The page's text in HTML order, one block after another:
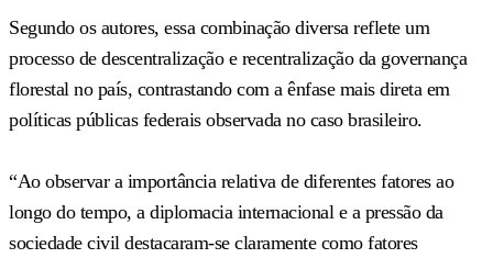
Segundo os autores, essa combinação diversa reflete um
processo de descentralização e recentralização da governança
florestal no país, contrastando com a ênfase mais direta em
políticas públicas federais observada no caso brasileiro.
“Ao observar a importância relativa de diferentes fatores ao
longo do tempo, a diplomacia internacional e a pressão da
sociedade civil destacaram-se claramente como fatores